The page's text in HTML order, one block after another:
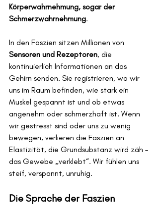
Körperwahrnehmung, sogar der
Schmerzwahrnehmung.
In den Faszien sitzen Millionen von
Sensoren und Rezeptoren, die
kontinuierlich Informationen an das
Gehirn senden. Sie registrieren, wo wir
uns im Raum befinden, wie stark ein
Muskel gespannt ist und ob etwas
angenehm oder schmerzhaft ist. Wenn
wir gestresst sind oder uns zu wenig
bewegen, verlieren die Faszien an
Elastizität, die Grundsubstanz wird zäh –
das Gewebe „verklebt“. Wir fühlen uns
steif, verspannt, unruhig.
Die Sprache der Faszien